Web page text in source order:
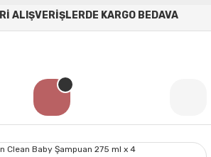
ALIŞVERİŞLERDE KARGO BEDAVA